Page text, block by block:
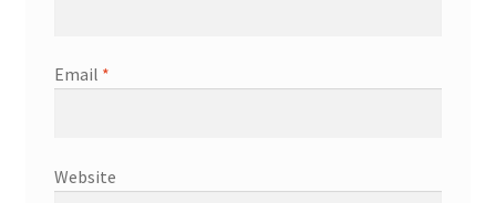
Email *
Website